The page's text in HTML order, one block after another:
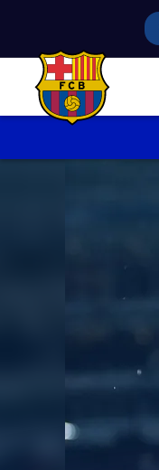
FC Barcelona club badge